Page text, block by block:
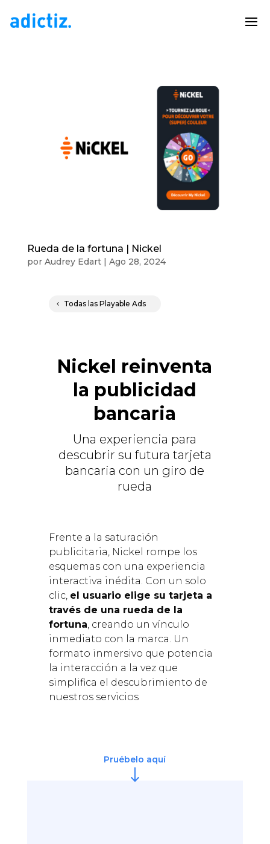
Rueda de la fortuna | Nickel
por Audrey Edart| Ago 28, 2024
Todas las Playable Ads
Nickel reinventa
la publicidad
bancaria
Una experiencia para
descubrir su futura tarjeta
bancaria con un giro de
rueda
Frente a la saturación
publicitaria, Nickel rompe los
esquemas con una experiencia
interactiva inédita. Con un solo
clic, el usuario elige su tarjeta a
través de una rueda de la
fortuna, creando un vínculo
inmediato con la marca. Un
formato inmersivo que potencia
la interacción a la vez que
simplifica el descubrimiento de
nuestros servicios
Pruébelo aquí
"